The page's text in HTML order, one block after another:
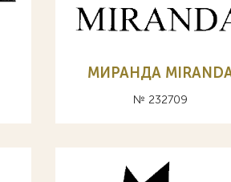
МИРАНДА
№ 232709